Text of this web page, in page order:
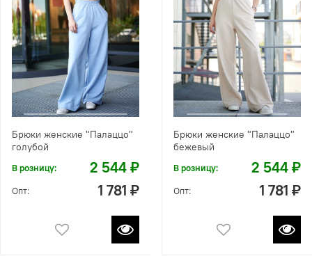
Брюки женские "Палаццо"
голубой
В розницу: 2 544 ₽
Опт: 1 781 ₽
Брюки женские "Палаццо"
бежевый
В розницу: 2 544 ₽
Опт: 1 781 ₽